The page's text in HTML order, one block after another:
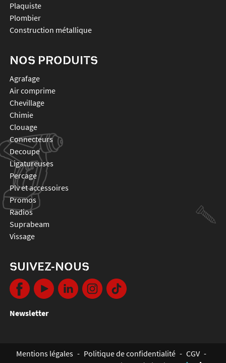
Plaquiste
Plombier
Construction métallique
NOS PRODUITS
agrafage
air comprime
chevillage
chimie
clouage
connecteurs
decoupe
ligatureuses
percage
plv et accessoires
promos
radios
suprabeam
vissage
SUIVEZ-NOUS
Newsletter
Mentions légales - Politique de confidentialité - CGV -